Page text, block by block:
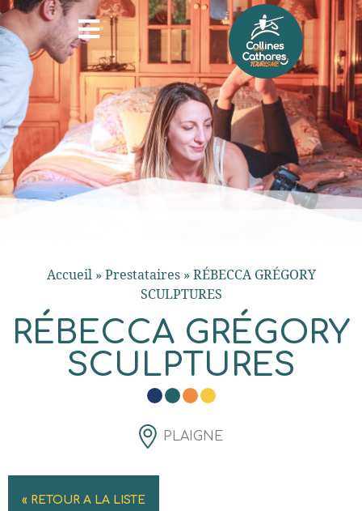
Accueil» Prestataires» RÉBECCA GRÉGORY
SCULPTURES
RÉBECCA GRÉGORY
SCULPTURES
PLAIGNE
« RETOUR A LA LISTE